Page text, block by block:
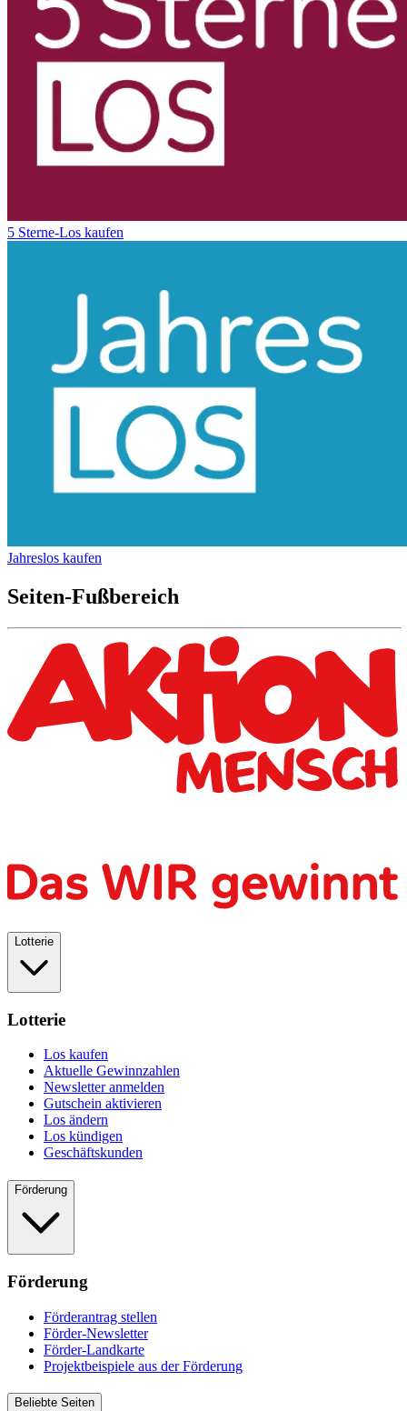
5 Sterne-Los kaufen
Jahreslos kaufen
Seiten-Fußbereich
Lotterie
Lotterie
Los kaufen
Aktuelle Gewinnzahlen
Newsletter anmelden
Gutschein aktivieren
Los ändern
Los kündigen
Geschäftskunden
Förderung
Förderung
Förderantrag stellen
Förder-Newsletter
Förder-Landkarte
Projektbeispiele aus der Förderung
Beliebte Seiten